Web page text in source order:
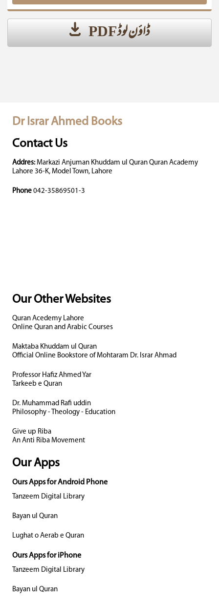
ڈاؤن لوڈ PDF
Dr Israr Ahmed Books
Contact Us
Addres: Markazi Anjuman Khuddam ul Quran Quran Academy
Lahore 36-K, Model Town, Lahore
Phone 042-35869501-3
Our Other Websites
Quran Acedemy Lahore
Online Quran and Arabic Courses
Maktaba Khuddam ul Quran
Official Online Bookstore of Mohtaram Dr. Israr Ahmad
Professor Hafiz Ahmed Yar
Tarkeeb e Quran
Dr. Muhammad Rafi uddin
Philosophy - Theology - Education
Give up Riba
An Anti Riba Movement
Our Apps
Ours Apps for Android Phone
Tanzeem Digital Library
Bayan ul Quran
Lughat o Aerab e Quran
Ours Apps for iPhone
Tanzeem Digital Library
Bayan ul Quran